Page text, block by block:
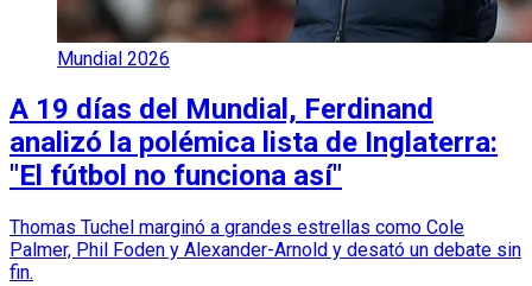
Mundial 2026
A 19 días del Mundial, Ferdinand
analizó la polémica lista de Inglaterra:
"El fútbol no funciona así"
Thomas Tuchel marginó a grandes estrellas como Cole
Palmer, Phil Foden y Alexander-Arnold y desató un debate sin
fin.